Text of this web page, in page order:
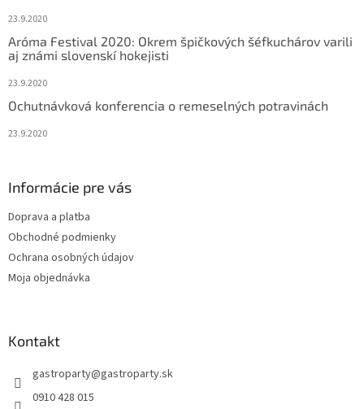
23.9.2020
Aróma Festival 2020: Okrem špičkových šéfkuchárov varili
aj známi slovenskí hokejisti
23.9.2020
Ochutnávková konferencia o remeselných potravinách
23.9.2020
Informácie pre vás
Doprava a platba
Obchodné podmienky
Ochrana osobných údajov
Moja objednávka
Kontakt
gastroparty@gastroparty.sk
0910 428 015